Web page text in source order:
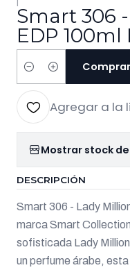
Smart 306
EDP 100ml
Cantidad
Agregar a la
Mostrar stock
DESCRIPCIÓN
Smart 306 - Lady
marca Smart
sofisticada Lady
un perfume árabe,